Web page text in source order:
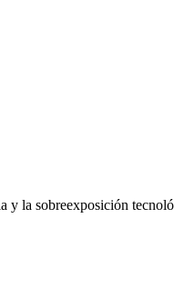
y la sobreexposición